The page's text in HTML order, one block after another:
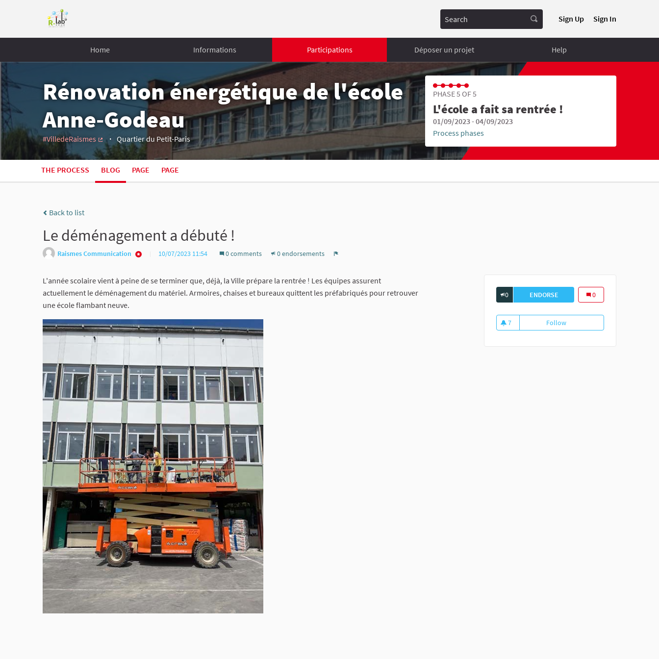
Sign Up Sign In
Home Informations Participations Déposer un projet Help
Rénovation énergétique de l'école
Anne-Godeau
#VilledeRaismes
(External link)
Quartier du Petit-Paris
PHASE 5 OF 5
L'école a fait sa rentrée !
01/09/2023 - 04/09/2023
Process phases
THE PROCESS BLOG PAGE PAGE
Back to list
Le déménagement a débuté !
Raismes Communication 10/07/2023 11:54 0 comments 0 endorsements
0 ENDORSE LE DÉMÉNAGEMENT A DÉBUTÉ !
0
7
7 followers
FollowLe déménagement a débuté !
L'année scolaire vient à peine de se terminer que, déjà, la Ville prépare la rentrée ! Les équipes assurent
actuellement le déménagement du matériel. Armoires, chaises et bureaux quittent les préfabriqués pour retrouver
une école flambant neuve.